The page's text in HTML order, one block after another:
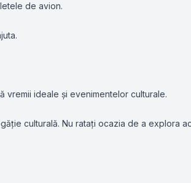
de avion.
vremii ideale și evenimentelor culturale.
culturală. Nu ratați ocazia de a explora